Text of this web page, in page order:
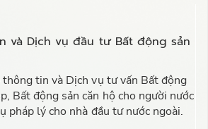
và Dịch vụ đầu tư Bất động sản
tin và Dịch vụ tư vấn Bất động
Bất động sản căn hộ cho người nước
pháp lý cho nhà đầu tư nước ngoài.